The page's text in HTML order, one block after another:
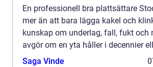
En professionell bra plattsättare
mer än att bara lägga kakel och
kunskap om underlag, fall, fukt och
avgör om en yta håller i decennier
spricka och slä...
Saga Vinde